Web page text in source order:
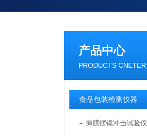
产品中心
PRODUCTS CNETER
食品包装检测仪器
薄膜摆锤冲击试验仪